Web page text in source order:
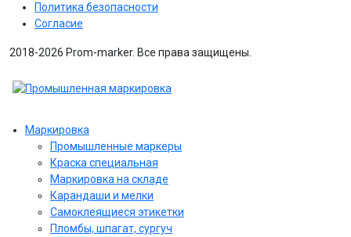
Политика безопасности
Согласие
2018-2026 Prom-marker. Все права защищены.
Маркировка
Промышленные маркеры
Краска специальная
Маркировка на складе
Карандаши и мелки
Самоклеящиеся этикетки
Пломбы, шпагат, сургуч